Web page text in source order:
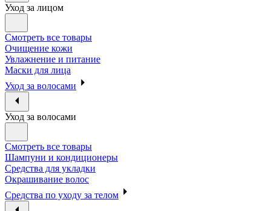
Уход за лицом
Смотреть все товары
Очищение кожи
Увлажнение и питание
Маски для лица
Уход за волосами
Уход за волосами
Смотреть все товары
Шампуни и кондиционеры
Средства для укладки
Окрашивание волос
Средства по уходу за телом